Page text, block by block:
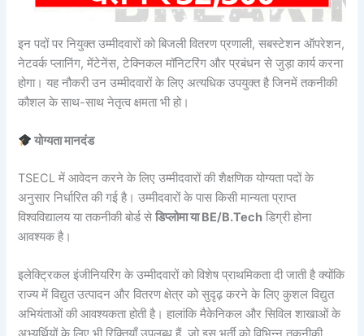
इन पदों पर नियुक्त उम्मीदवारों को बिजली वितरण प्रणाली, सबस्टेशन ऑपरेशन,
नेटवर्क प्लानिंग, मेंटेनेंस, टेक्निकल मॉनिटरिंग और प्रबंधन से जुड़ा कार्य करना
होगा। यह नौकरी उन उम्मीदवारों के लिए अत्यधिक उपयुक्त है जिनमें तकनीकी
कौशल के साथ-साथ नेतृत्व क्षमता भी हो।
योग्यता मानदंड
TSECL में आवेदन करने के लिए उम्मीदवारों की शैक्षणिक योग्यता पदों के
अनुसार निर्धारित की गई है। उम्मीदवारों के पास किसी मान्यता प्राप्त
विश्वविद्यालय या तकनीकी बोर्ड सेडिप्लोमा या BE/B.Tech डिग्री होना
आवश्यक है।
इलेक्ट्रिकल इंजीनियरिंग के उम्मीदवारों को विशेष प्राथमिकता दी जाती है क्योंकि
राज्य में विद्युत उत्पादन और वितरण क्षेत्र को सुदृढ़ करने के लिए कुशल विद्युत
अभियंताओं की आवश्यकता होती है। हालांकि मैकेनिकल और सिविल शाखाओं के